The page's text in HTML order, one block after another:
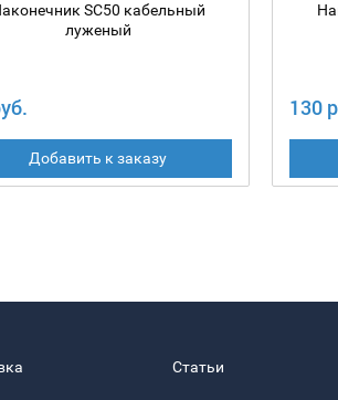
SC50 кабельный
луженый
Добавить к заказу
130
Статьи